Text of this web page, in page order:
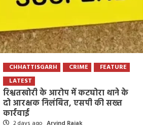
CHHATTISGARH CRIME
FEATURE
LATEST
रिश्वतखोरी के आरोप में कटघोरा थाने के
दो आरक्षक निलंबित, एसपी की सख्त
कार्रवाई